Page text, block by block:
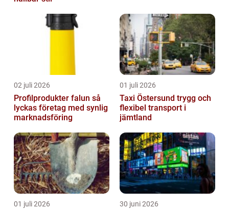
02 juli 2026
Profilprodukter falun så
lyckas företag med synlig
marknadsföring
01 juli 2026
Taxi Östersund trygg och
flexibel transport i
jämtland
01 juli 2026 30 juni 2026